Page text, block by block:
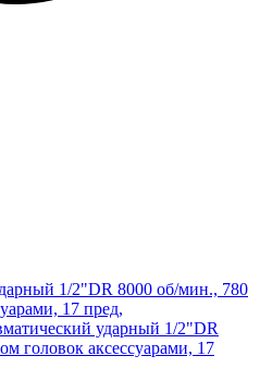
1/2"DR 8000 об/мин., 780
17 пред,
ударный 1/2"DR
головок аксессуарами, 17